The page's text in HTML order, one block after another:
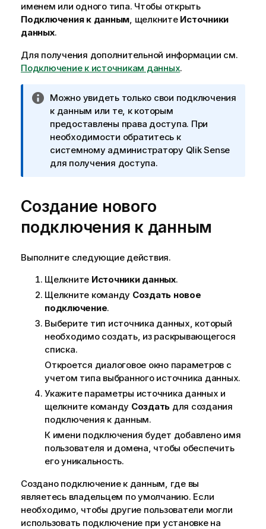
именем или одного типа. Чтобы открыть
Подключения к данным, щелкните Источники
данных.
Для получения дополнительной информации см.
Подключение к источникам данных.
П
р
и
м
е
ч
и
е
к
н
о
р
м
а
ц
и
Можно увидеть только свои подключения
к данным или те, к которым
предоставлены права доступа. При
необходимости обратитесь к
системному администратору Qlik Sense
для получения доступа.
Создание нового
подключения к данным
Выполните следующие действия.
Щелкните Источники данных.
Щелкните команду Создать новое
подключение.
Выберите тип источника данных, который
необходимо создать, из раскрывающегося
списка.
Откроется диалоговое окно параметров с
учетом типа выбранного источника данных.
Укажите параметры источника данных и
щелкните команду Создать для создания
подключения к данным.
К имени подключения будет добавлено имя
пользователя и домена, чтобы обеспечить
его уникальность.
Создано подключение к данным, где вы
являетесь владельцем по умолчанию. Если
необходимо, чтобы другие пользователи могли
использовать подключение при установке на